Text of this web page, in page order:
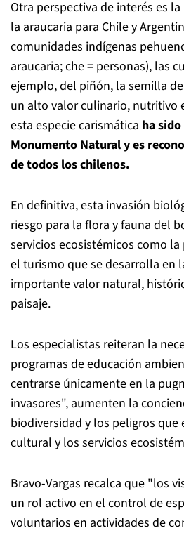
Otra perspectiva de interés es
la araucaria para Chile y
comunidades indígenas
araucaria; che = personas), las
ejemplo, del piñón, la semilla
un alto valor culinario, nutritivo
esta especie carismática ha
Monumento Natural y es
de todos los chilenos.
En definitiva, esta invasión
riesgo para la flora y fauna del
servicios ecosistémicos como
el turismo que se desarrolla en
importante valor natural,
paisaje.
Los especialistas reiteran la
programas de educación
centrarse únicamente en la
invasores", aumenten la
biodiversidad y los peligros que
cultural y los servicios
Bravo-Vargas recalca que "los
un rol activo en el control de
voluntarios en actividades de